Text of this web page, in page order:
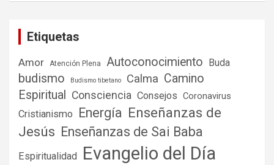
Etiquetas
Amor Atención Plena Autoconocimiento Buda
budismo Budismo tibetano Calma Camino
Espiritual
Consciencia Consejos Coronavirus
Cristianismo Energía Enseñanzas de
Jesús Enseñanzas de Sai Baba
Espiritualidad Evangelio del Día